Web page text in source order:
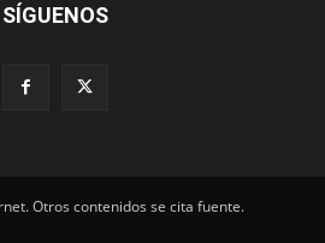
SÍGUENOS
Otros contenidos se cita fuente.